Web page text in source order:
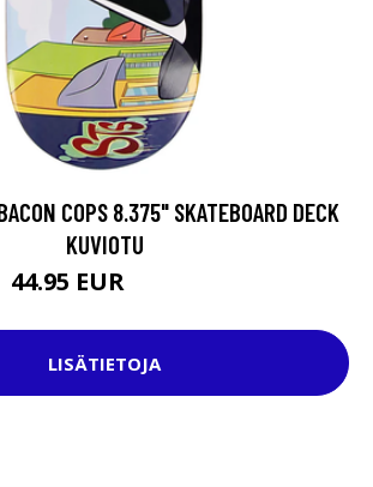
COPS 8.375" SKATEBOARD DECK
KUVIOTU
44.95 EUR
LISÄTIETOJA